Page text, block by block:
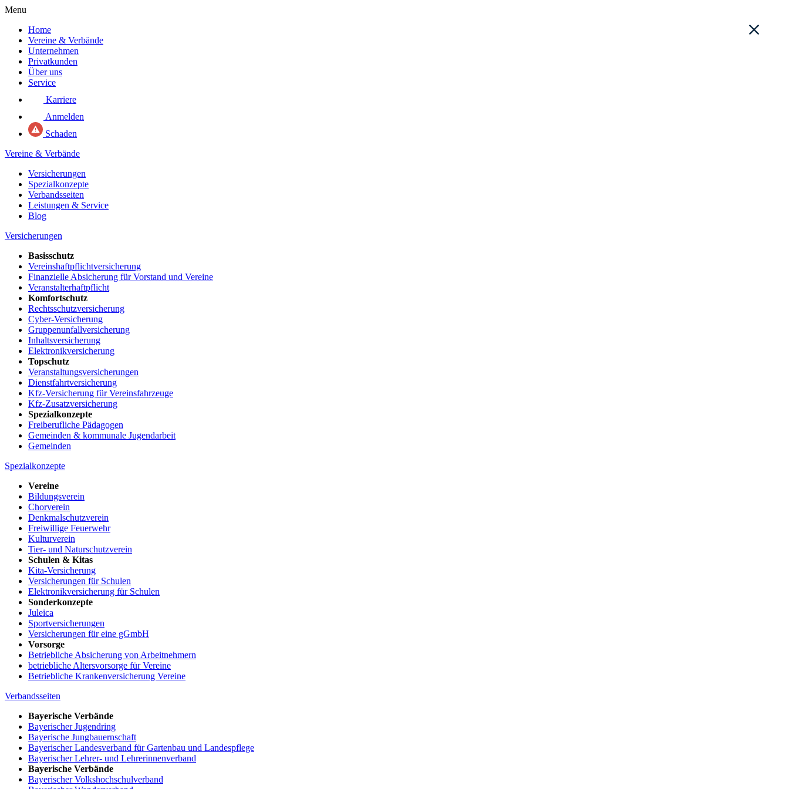
Menu
Home
Vereine & Verbände
Unternehmen
Privatkunden
Über uns
Service
Karriere
Anmelden
Schaden
Vereine & Verbände
Versicherungen
Spezialkonzepte
Verbandsseiten
Leistungen & Service
Blog
Versicherungen
Basisschutz
Vereinshaftpflichtversicherung
Finanzielle Absicherung für Vorstand und Vereine
Veranstalterhaftpflicht
Komfortschutz
Rechtsschutzversicherung
Cyber-Versicherung
Gruppenunfallversicherung
Inhaltsversicherung
Elektronikversicherung
Topschutz
Veranstaltungsversicherungen
Dienstfahrtversicherung
Kfz-Versicherung für Vereinsfahrzeuge
Kfz-Zusatzversicherung
Spezialkonzepte
Freiberufliche Pädagogen
Gemeinden & kommunale Jugendarbeit
Gemeinden
Spezialkonzepte
Vereine
Bildungsverein
Chorverein
Denkmalschutzverein
Freiwillige Feuerwehr
Kulturverein
Tier- und Naturschutzverein
Schulen & Kitas
Kita-Versicherung
Versicherungen für Schulen
Elektronikversicherung für Schulen
Sonderkonzepte
Juleica
Sportversicherungen
Versicherungen für eine gGmbH
Vorsorge
Betriebliche Absicherung von Arbeitnehmern
betriebliche Altersvorsorge für Vereine
Betriebliche Krankenversicherung Vereine
Verbandsseiten
Bayerische Verbände
Bayerischer Jugendring
Bayerische Jungbauernschaft
Bayerischer Landesverband für Gartenbau und Landespflege
Bayerischer Lehrer- und Lehrerinnenverband
Bayerische Verbände
Bayerischer Volkshochschulverband